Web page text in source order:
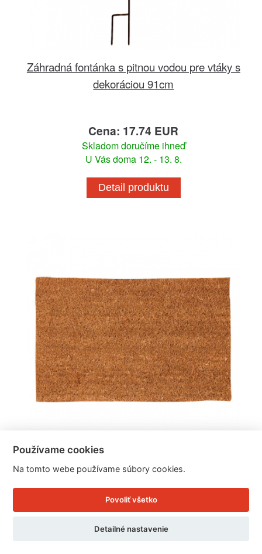
Záhradná fontánka s pitnou vodou pre vtáky s
dekoráciou 91cm
Cena: 17.74 EUR
Skladom doručíme ihneď
U Vás doma 12. - 13. 8.
Detail produktu
Kokosová rohožka prírodná 60x40x1,5cm
Cena: 13.99 EUR
Skladom doručíme ihneď
Používame cookies
Na tomto webe používame súbory cookies.
Povoliť všetko
Detailné nastavenie